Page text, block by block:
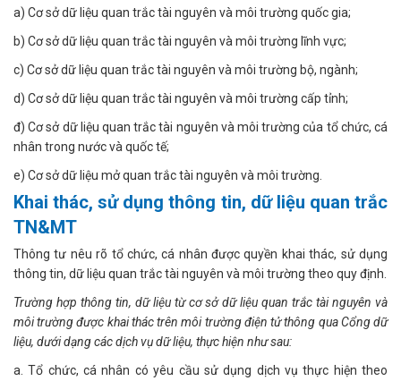
a) Cơ sở dữ liệu quan trắc tài nguyên và môi trường quốc gia;
b) Cơ sở dữ liệu quan trắc tài nguyên và môi trường lĩnh vực;
c) Cơ sở dữ liệu quan trắc tài nguyên và môi trường bộ, ngành;
d) Cơ sở dữ liệu quan trắc tài nguyên và môi trường cấp tỉnh;
đ) Cơ sở dữ liệu quan trắc tài nguyên và môi trường của tổ chức, cá
nhân trong nước và quốc tế;
e) Cơ sở dữ liệu mở quan trắc tài nguyên và môi trường.
Khai thác, sử dụng thông tin, dữ liệu quan trắc
TN&MT
Thông tư nêu rõ tổ chức, cá nhân được quyền khai thác, sử dụng
thông tin, dữ liệu quan trắc tài nguyên và môi trường theo quy định.
Trường hợp thông tin, dữ liệu từ cơ sở dữ liệu quan trắc tài nguyên và
môi trường được khai thác trên môi trường điện tử thông qua Cổng dữ
liệu, dưới dạng các dịch vụ dữ liệu, thực hiện như sau:
a. Tổ chức, cá nhân có yêu cầu sử dụng dịch vụ thực hiện theo